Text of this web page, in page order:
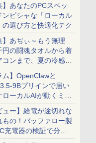
】あなたのPCスペッ
ンピシャな「ローカル
の選び方と快適化テク
】あぢぃ～もう無理
円の闘魂タオルから着
コンまで、夏の冷感グ
挙紹介
ム】OpenClawと
9Bプリインで届い
ローカルAIが動くミニ
Pro」
ュー】給電が途切れな
もの！バッファロー製
充電器の検証で分か
と